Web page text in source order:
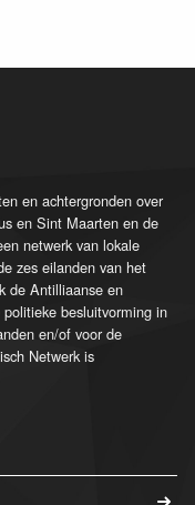
en achtergronden over
en Sint Maarten en de
netwerk van lokale
zes eilanden van het
de Antilliaanse en
besluitvorming in
en/of voor de
Netwerk is